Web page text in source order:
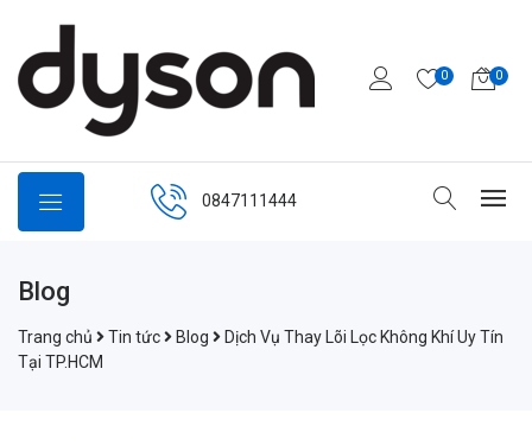
0 0
0847111444
Blog
Trang chủ Tin tức Blog
Dịch Vụ Thay Lõi Lọc Không Khí Uy Tín
Tại TP.HCM